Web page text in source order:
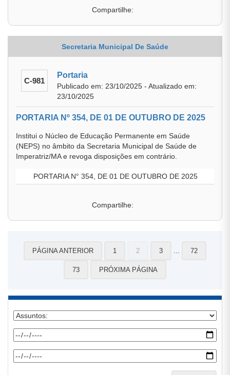
Compartilhe:
Secretaria Municipal De Saúde
C-981
Portaria
Publicado em: 23/10/2025 - Atualizado em:
23/10/2025
PORTARIA Nº 354, DE 01 DE OUTUBRO DE 2025
Institui o Núcleo de Educação Permanente em Saúde
(NEPS) no âmbito da Secretaria Municipal de Saúde de
Imperatriz/MA e revoga disposições em contrário.
PORTARIA N° 354, DE 01 DE OUTUBRO DE 2025
Compartilhe:
PÁGINA ANTERIOR 1 2 3 72
73 PRÓXIMA PÁGINA